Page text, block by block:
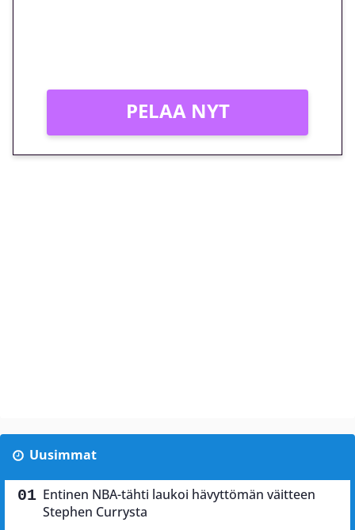
PELAA NYT
Uusimmat
Entinen NBA-tähti laukoi hävyttömän väitteen
Stephen Currysta